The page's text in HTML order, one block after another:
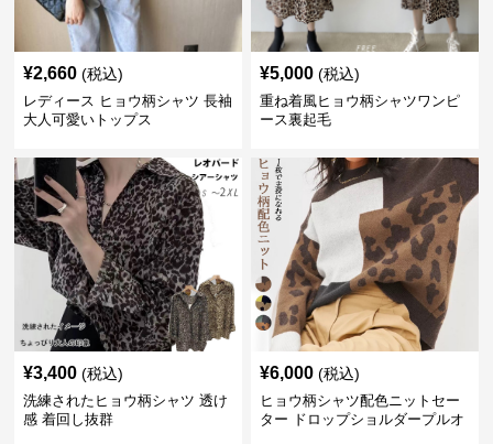
¥2,660 (税込)
レディース ヒョウ柄シャツ 長袖
大人可愛いトップス
¥5,000 (税込)
重ね着風ヒョウ柄シャツワンピ
ース裏起毛
¥3,400 (税込)
洗練されたヒョウ柄シャツ 透け
感 着回し抜群
¥6,000 (税込)
ヒョウ柄シャツ配色ニットセー
ター ドロップショルダープルオ